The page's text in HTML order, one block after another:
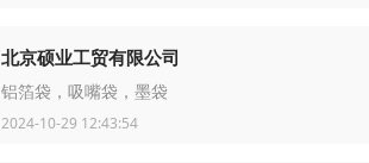
北京硕业工贸有限公司
铝箔袋，吸嘴袋，墨袋
2024-10-29 12:43:54